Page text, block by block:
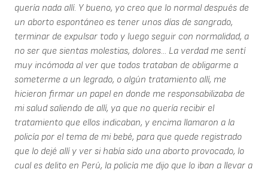
quería nada allí. Y bueno, yo creo que lo normal después de
un aborto espontáneo es tener unos días de sangrado,
terminar de expulsar todo y luego seguir con normalidad, a
no ser que sientas molestias, dolores... La verdad me sentí
muy incómoda al ver que todos trataban de obligarme a
someterme a un legrado, o algún tratamiento allí, me
hicieron firmar un papel en donde me responsabilizaba de
mi salud saliendo de allí, ya que no quería recibir el
tratamiento que ellos indicaban, y encima llamaron a la
policía por el tema de mi bebé, para que quede registrado
que lo dejé allí y ver si había sido una aborto provocado, lo
cual es delito en Perú, la policía me dijo que lo iban a llevar a